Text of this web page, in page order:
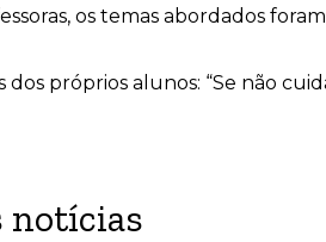
os temas abordados
dos próprios alunos: “Se não
notícias